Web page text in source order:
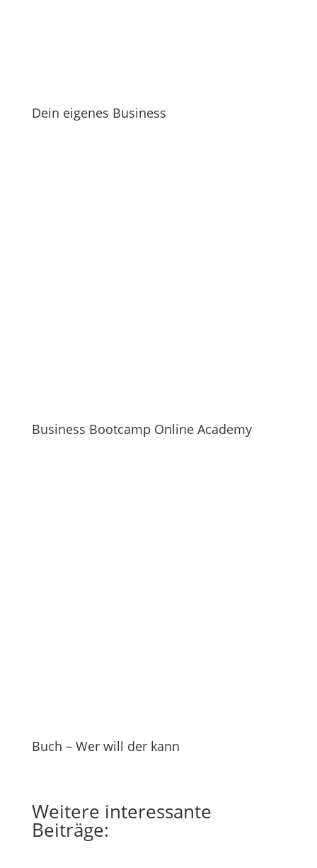
Dein eigenes Business
Business Bootcamp Online Academy
Buch – Wer will der kann
Weitere interessante
Beiträge: